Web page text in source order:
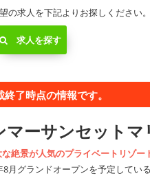
の求人を下記よりお探しください。
求人を探す
了時点の情報です。
ーサンセットマ
絶景が人気のプライベートリゾー
8月グランドオープンを予定してい